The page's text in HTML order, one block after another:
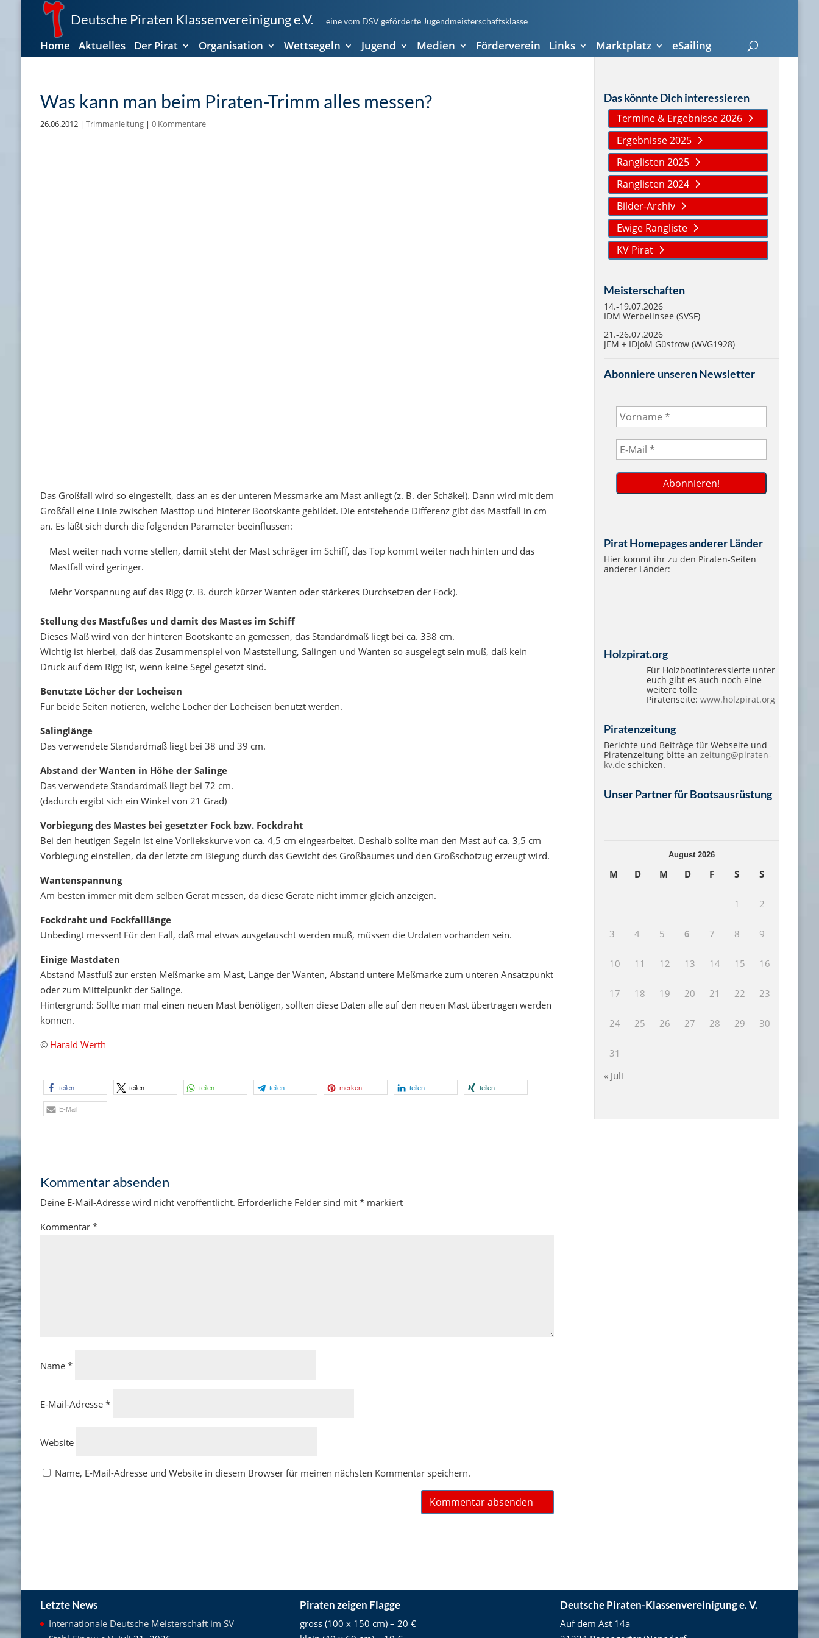
Deutsche Piraten Klassenvereinigung e.V. eine vom DSV geförderte Jugendmeisterschaftsklasse
Home Aktuelles Der Pirat Organisation Wettsegeln Jugend Medien Förderverein Links Marktplatz eSailing
Was kann man beim Piraten-Trimm alles messen?
26.06.2012| Trimmanleitung| 0 Kommentare
Das Großfall wird so eingestellt, dass an es der unteren Messmarke am Mast anliegt (z. B. der Schäkel). Dann wird mit dem
Großfall eine Linie zwischen Masttop und hinterer Bootskante gebildet. Die entstehende Differenz gibt das Mastfall in cm
an. Es läßt sich durch die folgenden Parameter beeinflussen:
Mast weiter nach vorne stellen, damit steht der Mast schräger im Schiff, das Top kommt weiter nach hinten und das
Mastfall wird geringer.
Mehr Vorspannung auf das Rigg (z. B. durch kürzer Wanten oder stärkeres Durchsetzen der Fock).
Stellung des Mastfußes und damit des Mastes im Schiff
Dieses Maß wird von der hinteren Bootskante an gemessen, das Standardmaß liegt bei ca. 338 cm.
Wichtig ist hierbei, daß das Zusammenspiel von Maststellung, Salingen und Wanten so ausgelegt sein muß, daß kein
Druck auf dem Rigg ist, wenn keine Segel gesetzt sind.
Benutzte Löcher der Locheisen
Für beide Seiten notieren, welche Löcher der Locheisen benutzt werden.
Salinglänge
Das verwendete Standardmaß liegt bei 38 und 39 cm.
Abstand der Wanten in Höhe der Salinge
Das verwendete Standardmaß liegt bei 72 cm.
(dadurch ergibt sich ein Winkel von 21 Grad)
Vorbiegung des Mastes bei gesetzter Fock bzw. Fockdraht
Bei den heutigen Segeln ist eine Vorliekskurve von ca. 4,5 cm eingearbeitet. Deshalb sollte man den Mast auf ca. 3,5 cm
Vorbiegung einstellen, da der letzte cm Biegung durch das Gewicht des Großbaumes und den Großschotzug erzeugt wird.
Wantenspannung
Am besten immer mit dem selben Gerät messen, da diese Geräte nicht immer gleich anzeigen.
Fockdraht und Fockfalllänge
Unbedingt messen! Für den Fall, daß mal etwas ausgetauscht werden muß, müssen die Urdaten vorhanden sein.
Einige Mastdaten
Abstand Mastfuß zur ersten Meßmarke am Mast, Länge der Wanten, Abstand untere Meßmarke zum unteren Ansatzpunkt
oder zum Mittelpunkt der Salinge.
Hintergrund: Sollte man mal einen neuen Mast benötigen, sollten diese Daten alle auf den neuen Mast übertragen werden
können.
© Harald Werth
teilen teilen teilen teilen merken teilen teilen
E-Mail
Kommentar absenden
Deine E-Mail-Adresse wird nicht veröffentlicht. Erforderliche Felder sind mit *markiert
Kommentar *
Name *
E-Mail-Adresse *
Website
Name, E-Mail-Adresse und Website in diesem Browser für meinen nächsten Kommentar speichern.
Das könnte Dich interessieren
Termine & Ergebnisse 2026
Ergebnisse 2025
Ranglisten 2025
Ranglisten 2024
Bilder-Archiv
Ewige Rangliste
KV Pirat
Meisterschaften
14.-19.07.2026
IDM Werbelinsee (SVSF)
21.-26.07.2026
JEM + IDJoM Güstrow (WVG1928)
Abonniere unseren Newsletter
Pirat Homepages anderer Länder
Hier kommt ihr zu den Piraten-Seiten
anderer Länder:
Holzpirat.org
Für Holzbootinteressierte unter
euch gibt es auch noch eine
weitere tolle
Piratenseite:www.holzpirat.org
Piratenzeitung
Berichte und Beiträge für Webseite und
Piratenzeitung bitte anzeitung@piraten-
kv.de schicken.
Unser Partner für Bootsausrüstung
August 2026
M D M D F S S
1 2
3 4 5 6 7 8 9
10 11 12 13 14 15 16
17 18 19 20 21 22 23
24 25 26 27 28 29 30
31
« Juli
Letzte News
Internationale Deutsche Meisterschaft im SV
Piraten zeigen Flagge
gross (100 x 150 cm) – 20 €
Deutsche Piraten-Klassenvereinigung e. V.
Auf dem Ast 14a